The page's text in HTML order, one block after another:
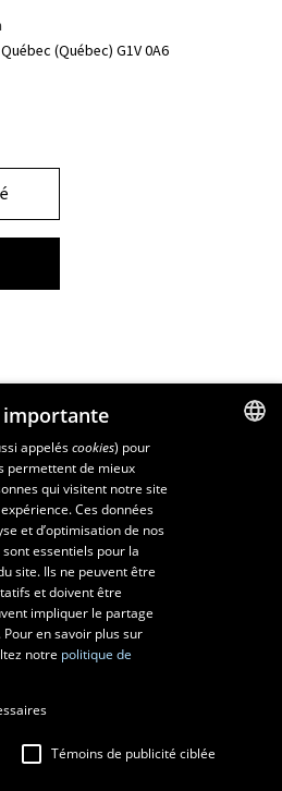
Québec (Québec) G1V 0A6
Instagram
sur Youtube
nous sur Twitter
importante
appeléscookies) pour
permettent de mieux
qui visitent notre site
Ces données
et d’optimisation de nos
essentiels pour la
site. Ils ne peuvent être
et doivent être
impliquer le partage
en savoir plus sur
notre politique de
Témoins de publicité ciblée